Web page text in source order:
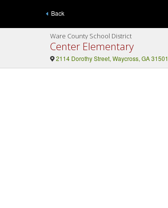
Back
Ware County School District
Center Elementary
2114 Dorothy Street, Waycross, GA 31501